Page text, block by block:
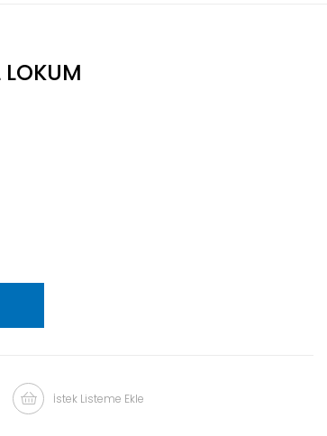
LOKUM
İstek Listeme Ekle